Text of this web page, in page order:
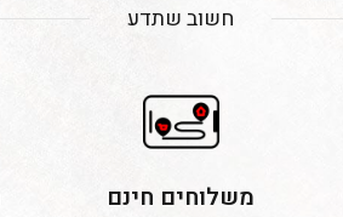
חשוב שתדע
משלוחים חינם